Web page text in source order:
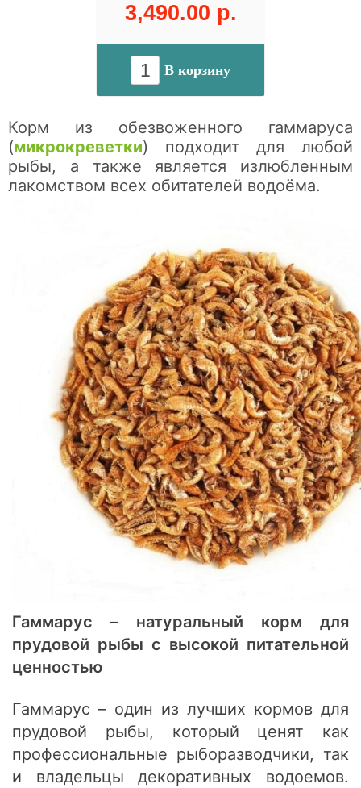
3,490.00 р.
В корзину
Корм из обезвоженного гаммаруса
(микрокреветки) подходит для любой
рыбы, а также является излюбленным
лакомством всех обитателей водоёма.
Гаммарус – натуральный корм для
прудовой рыбы с высокой питательной
ценностью
Гаммарус – один из лучших кормов для
прудовой рыбы, который ценят как
профессиональные рыборазводчики, так
и владельцы декоративных водоемов.